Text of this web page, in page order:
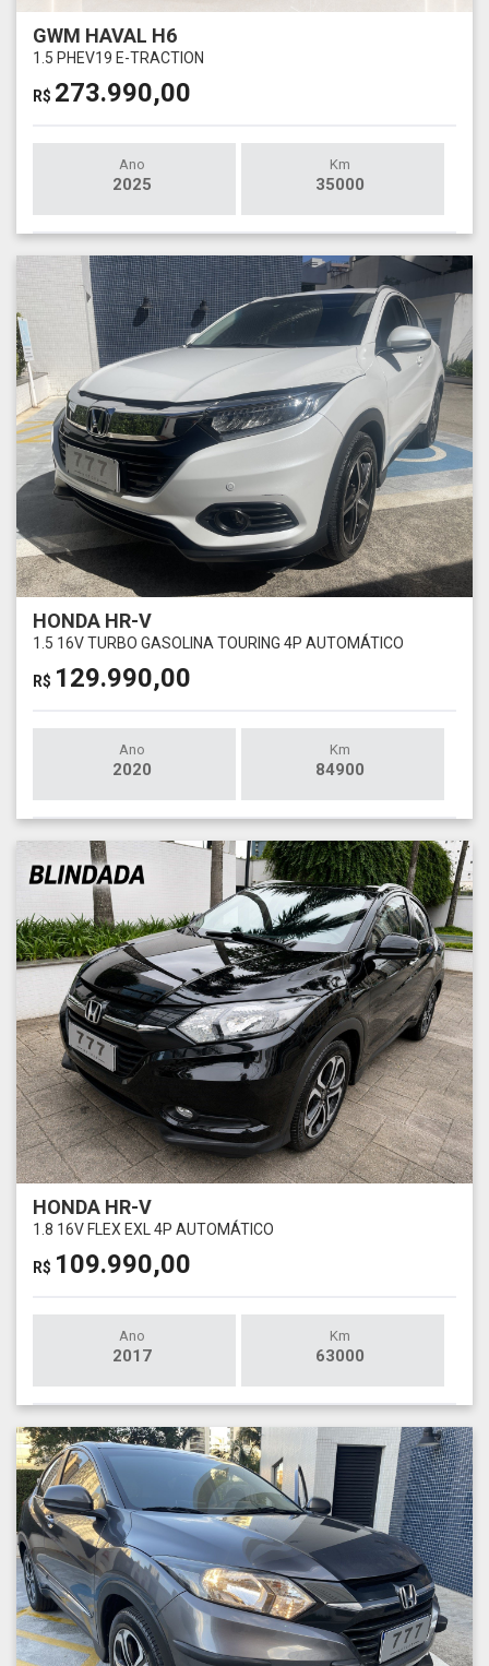
GWM HAVAL H6
1.5 PHEV19 E-TRACTION
R$ 273.990,00
Ano
2025
Km
35000
HONDA HR-V
1.5 16V TURBO GASOLINA TOURING 4P AUTOMÁTICO
R$ 129.990,00
Ano
2020
Km
84900
HONDA HR-V
1.8 16V FLEX EXL 4P AUTOMÁTICO
R$ 109.990,00
Ano
2017
Km
63000